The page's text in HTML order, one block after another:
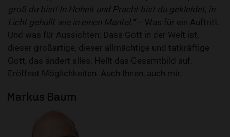
groß du bist! In Hoheit und Pracht bist du gekleidet, in
Licht gehüllt wie in einen Mantel.“ – Was für ein Auftritt.
Und was für Aussichten: Dass Gott in der Welt ist,
dieser großartige, dieser allmächtige und tatkräftige
Gott, das ändert alles. Hellt das Gesamtbild auf.
Eröffnet Möglichkeiten. Auch Ihnen, auch mir.
Markus Baum